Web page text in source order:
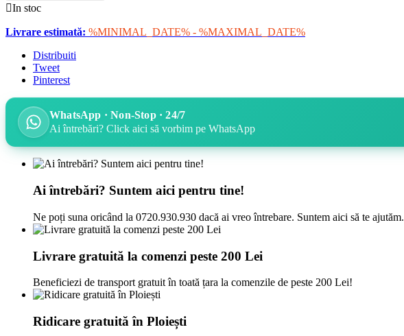
In stoc
Livrare estimată: %MINIMAL_DATE% - %MAXIMAL_DATE%
Distribuiti
Tweet
Pinterest
WhatsApp · Non-Stop · 24/7
Ai întrebări? Click aici să vorbim pe WhatsApp
Ai întrebări? Suntem aici pentru tine!
Ne poți suna oricând la 0720.930.930 dacă ai vreo întrebare. Suntem aici să te ajutăm.
Livrare gratuită la comenzi peste 200 Lei
Beneficiezi de transport gratuit în toată țara la comenzile de peste 200 Lei!
Ridicare gratuită în Ploiești